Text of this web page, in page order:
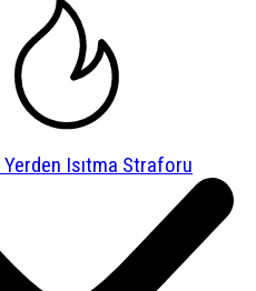
Isıtma Straforu